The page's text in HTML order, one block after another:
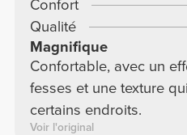
Confort
Qualité
Magnifique
Confortable, avec un
fesses et une texture
certains endroits.
Voir l'original